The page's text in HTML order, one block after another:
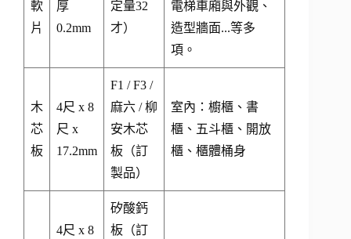
軟
片
厚
0.2mm
定量32
才）
電梯車廂與外觀、
造型牆面...等多
項。
木
芯
板
4尺 x 8
尺 x
17.2mm
F1 / F3 /
麻六 / 柳
安木芯
板（訂
製品）
室內：櫥櫃、書
櫃、五斗櫃、開放
櫃、櫃體桶身
4尺 x 8
矽酸鈣
板（訂